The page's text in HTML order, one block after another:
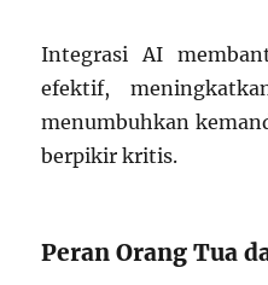
Integrasi AI
efektif,
menumbuhkan
berpikir kritis.
Peran Orang Tua